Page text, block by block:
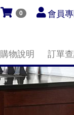
0 會員
購物說明 訂單